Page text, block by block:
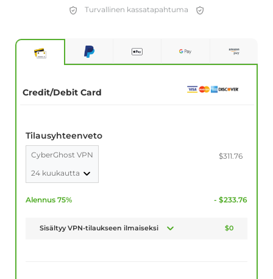
Turvallinen kassatapahtuma
Credit/Debit Card
Tilausyhteenveto
CyberGhost VPN
24 kuukautta
$311.76
Alennus 75% - $233.76
Sisältyy VPN-tilaukseen ilmaiseksi $0